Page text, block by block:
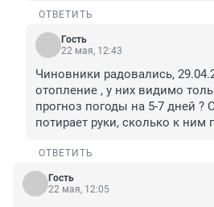
ОТВЕТИТЬ
Гость
22 мая, 12:43
Чиновники радовались,
отопление , у них видимо
прогноз погоды на 5-7 дней ?
потирает руки, сколько к ним
ОТВЕТИТЬ
Гость
22 мая, 12:05